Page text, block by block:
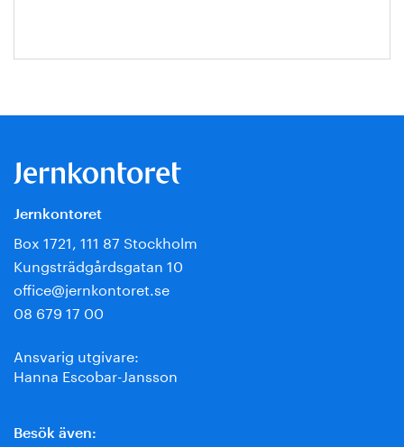
Jernkontoret
Box 1721, 111 87 Stockholm
Kungsträdgårdsgatan 10
office@jernkontoret.se
08 679 17 00
Ansvarig utgivare:
Hanna Escobar-Jansson
Besök även: